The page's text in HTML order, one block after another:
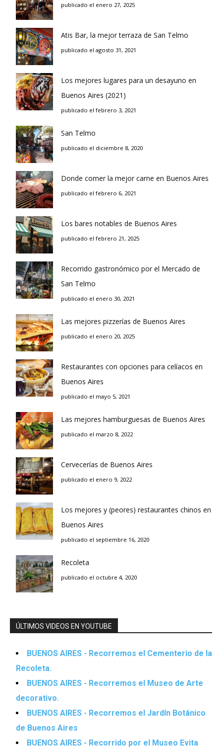
publicado el enero 27, 2025
Atis Bar, la mejor terraza de San Telmo
publicado el agosto 31, 2021
Los mejores lugares para un desayuno en
Buenos Aires (2021)
publicado el febrero 3, 2021
San Telmo
publicado el diciembre 8, 2020
Donde comer la mejor carne en Buenos Aires
publicado el febrero 6, 2021
Los bares notables de Buenos Aires
publicado el febrero 21, 2025
Recorrido gastronómico por el Mercado de
San Telmo
publicado el enero 30, 2021
Las mejores pizzerías de Buenos Aires
publicado el enero 20, 2025
Restaurantes con opciones para celíacos en
Buenos Aires
publicado el mayo 5, 2021
Las mejores hamburguesas de Buenos Aires
publicado el marzo 8, 2022
Cervecerías de Buenos Aires
publicado el enero 9, 2022
Los mejores y (peores) restaurantes chinos en
Buenos Aires
publicado el septiembre 16, 2020
Recoleta
publicado el octubre 4, 2020
ÚLTIMOS VIDEOS EN YOUTUBE
BUENOS AIRES - Recorremos el Cementerio de la
Recoleta.
BUENOS AIRES - Recorremos el Museo de Arte
decorativo.
BUENOS AIRES - Recorremos el Jardín Botánico
de Buenos Aires
BUENOS AIRES - Recorrido por el Museo Evita